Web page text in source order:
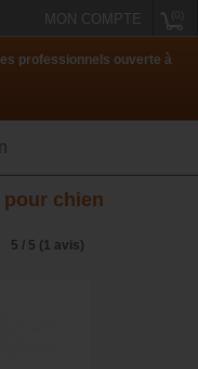
MON COMPTE
professionnels ouverte à
chien
5 / 5 (1 avis)